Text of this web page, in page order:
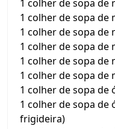
1 colher de sopa de
1 colher de sopa de
1 colher de sopa de
1 colher de sopa de
1 colher de sopa de
1 colher de sopa de
1 colher de sopa de
1 colher de sopa de
frigideira)